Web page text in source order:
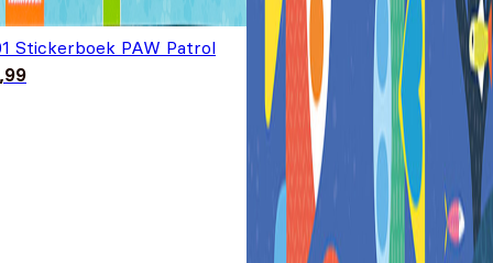
Stickerboek PAW Patrol